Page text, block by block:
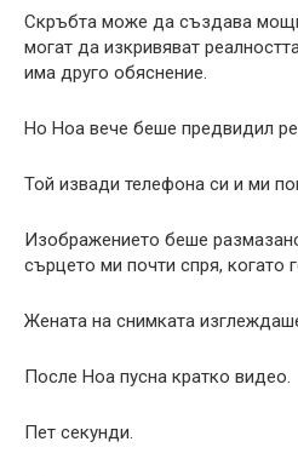
Скръбта може да създава
могат да изкривяват
има друго обяснение.
Но Ноа вече беше предвидил
Той извади телефона си и ми
Изображението беше
сърцето ми почти спря, когато
Жената на снимката
После Ноа пусна кратко видео.
Пет секунди.